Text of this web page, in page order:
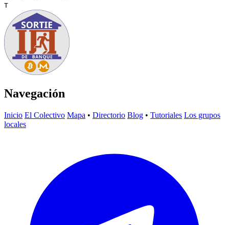
T
Navegación
Inicio El Colectivo Mapa • Directorio Blog • Tutoriales Los grupos
locales